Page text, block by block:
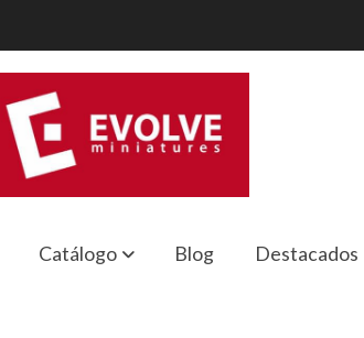
Catálogo Blog Destacados